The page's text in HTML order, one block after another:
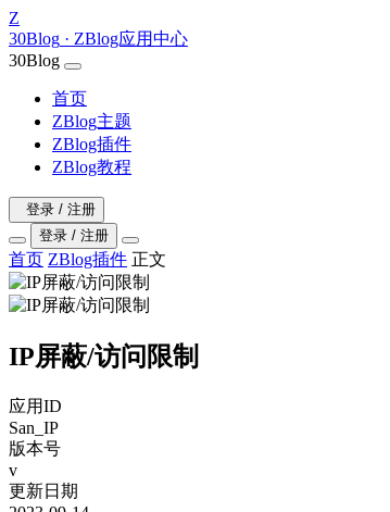
Z
30Blog · ZBlog应用中心
30Blog
首页
ZBlog主题
ZBlog插件
ZBlog教程
登录 / 注册
登录 / 注册
首页 ZBlog插件 正文
IP屏蔽/访问限制
应用ID
San_IP
版本号
v
更新日期